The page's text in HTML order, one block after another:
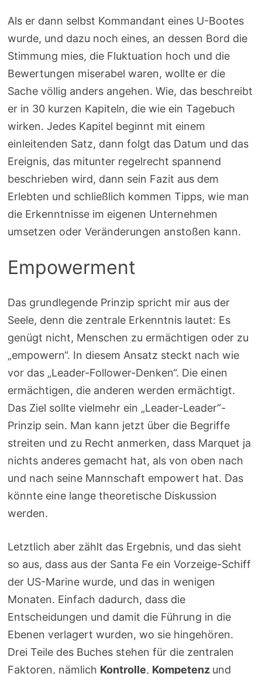
Als er dann selbst Kommandant eines U-Bootes
wurde, und dazu noch eines, an dessen Bord die
Stimmung mies, die Fluktuation hoch und die
Bewertungen miserabel waren, wollte er die
Sache völlig anders angehen. Wie, das beschreibt
er in 30 kurzen Kapiteln, die wie ein Tagebuch
wirken. Jedes Kapitel beginnt mit einem
einleitenden Satz, dann folgt das Datum und das
Ereignis, das mitunter regelrecht spannend
beschrieben wird, dann sein Fazit aus dem
Erlebten und schließlich kommen Tipps, wie man
die Erkenntnisse im eigenen Unternehmen
umsetzen oder Veränderungen anstoßen kann.
Empowerment
Das grundlegende Prinzip spricht mir aus der
Seele, denn die zentrale Erkenntnis lautet: Es
genügt nicht, Menschen zu ermächtigen oder zu
„empowern“. In diesem Ansatz steckt nach wie
vor das „Leader-Follower-Denken“. Die einen
ermächtigen, die anderen werden ermächtigt.
Das Ziel sollte vielmehr ein „Leader-Leader“-
Prinzip sein. Man kann jetzt über die Begriffe
streiten und zu Recht anmerken, dass Marquet ja
nichts anderes gemacht hat, als von oben nach
und nach seine Mannschaft empowert hat. Das
könnte eine lange theoretische Diskussion
werden.
Letztlich aber zählt das Ergebnis, und das sieht
so aus, dass aus der Santa Fe ein Vorzeige-Schiff
der US-Marine wurde, und das in wenigen
Monaten. Einfach dadurch, dass die
Entscheidungen und damit die Führung in die
Ebenen verlagert wurden, wo sie hingehören.
Drei Teile des Buches stehen für die zentralen
Faktoren, nämlich Kontrolle, Kompetenz und